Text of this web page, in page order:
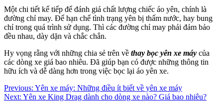
Một chi tiết kế tiếp để đánh giá chất lượng chiếc áo yên, chính là
đường chỉ may. Để hạn chế tình trạng yên bị thấm nước, hay bung
chỉ trong quá trình sử dụng. Thì các đường chỉ may phải đảm bảo
đều nhau, dày dặn và chắc chắn.
Hy vọng rằng với những chia sẻ trên về thay bọc yên xe máy của
các dòng xe giá bao nhiêu. Đã giúp bạn có được những thông tin
hữu ích và dễ dàng hơn trong việc bọc lại áo yên xe.
Điều
hướng
Previous: Yên xe máy: Những điều ít biết về yên xe máy
Next: Yên xe King Drag dành cho dòng xe nào? Giá bao nhiêu?